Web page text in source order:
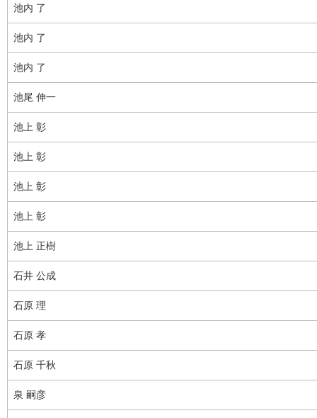
池内 了
池内 了
池内 了
池尾 伸一
池上 彰
池上 彰
池上 彰
池上 彰
池上 正樹
石井 公成
石原 理
石原 孝
石原 千秋
泉 嗣彦